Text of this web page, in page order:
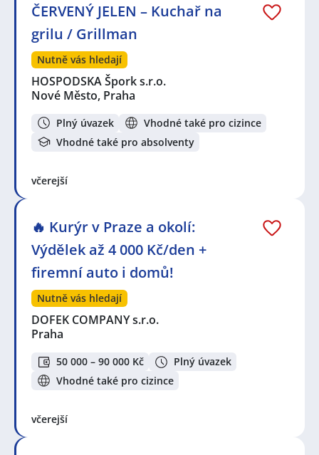
ČERVENÝ JELEN – Kuchař na
grilu / Grillman
Nutně vás hledají
HOSPODSKA Špork s.r.o.
Nové Město, Praha
Plný úvazek
Vhodné také pro cizince
Vhodné také pro absolventy
včerejší
🔥 Kurýr v Praze a okolí:
Výdělek až 4 000 Kč/den +
firemní auto i domů!
Nutně vás hledají
DOFEK COMPANY s.r.o.
Praha
50 000 – 90 000 Kč
Plný úvazek
Vhodné také pro cizince
včerejší